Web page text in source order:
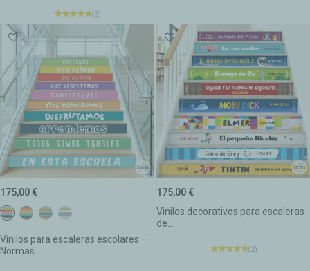
(3)
Vinilos para escaleras escolares –
Normas...
175,00 €
Colores Confeti
Colores Tierra
Colores Boho
Colores Calm
Vinilos decorativos para escaleras
de...
175,00 €
(2)